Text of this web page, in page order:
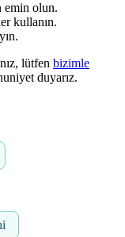
emin olun.
kullanın.
lütfen bizimle
duyarız.